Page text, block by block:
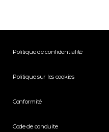
Politique de confidentialité
Politique sur les cookies
Conformité
Code de conduite